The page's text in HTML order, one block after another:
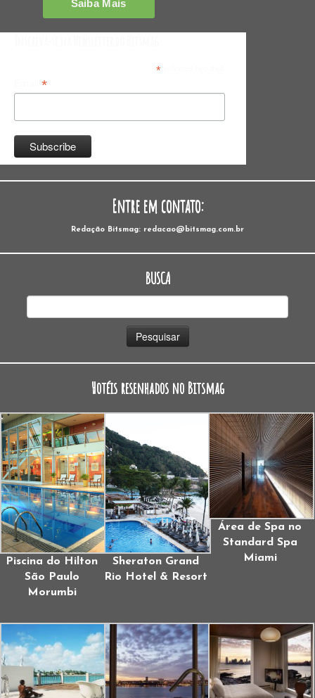
*indicates required
*
Entre em contato:
Redação Bitsmag: redacao@bitsmag.com.br
BUSCA
Hotéis resenhados no Bitsmag
Piscina do Hilton
São Paulo
Morumbi
Sheraton Grand
Rio Hotel & Resort
Área de Spa no
Standard Spa
Miami